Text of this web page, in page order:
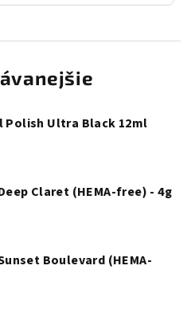
Polish Ultra Black 12ml
Claret (HEMA-free) - 4g
Boulevard (HEMA-